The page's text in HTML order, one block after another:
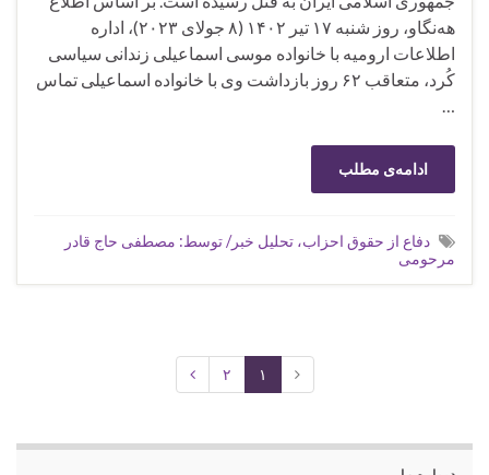
هه‌نگاو، روز شنبه ۱۷ تیر ۱۴۰۲ (۸ جولای ۲۰۲۳)، اداره
اطلاعات ارومیه با خانواده موسی اسماعیلی زندانی سیاسی
کُرد، متعاقب ۶۲ روز بازداشت وی با خانواده اسماعیلی تماس
…
ادامه‌ی مطلب
دفاع از حقوق احزاب، تحلیل خبر/ توسط: مصطفی حاج قادر
مرحومی
۱ ۲